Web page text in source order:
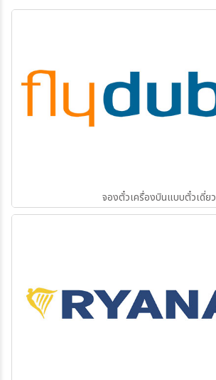
จองตั๋วเครื่องบินแบบตั๋วเดี่ยว